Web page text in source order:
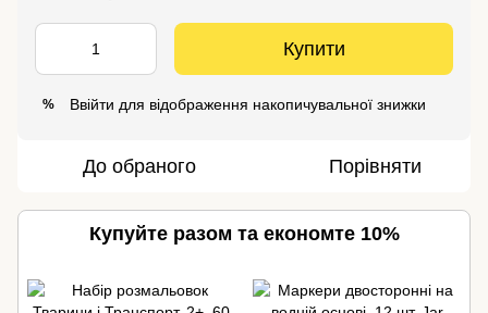
Купити
% Ввійти для відображення накопичувальної знижки
До обраного Порівняти
Купуйте разом та економте 10%